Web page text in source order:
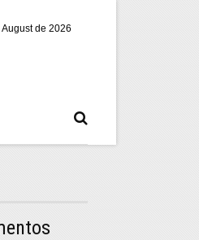
de 2026